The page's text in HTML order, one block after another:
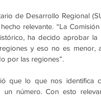
de Desarrollo Regional
relevante. “La
ha decido aprobar la
y eso no es menor,
por las regiones”.
que lo que nos identifica
un número. Con esto